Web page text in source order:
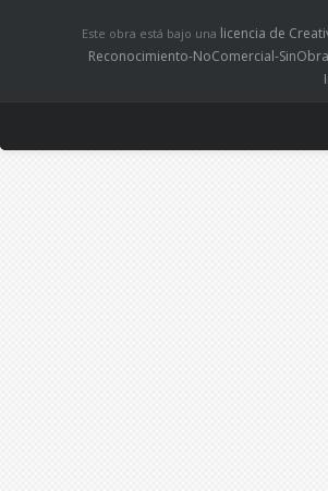
Este obra está bajo una licencia de
Reconocimiento-NoComercial-